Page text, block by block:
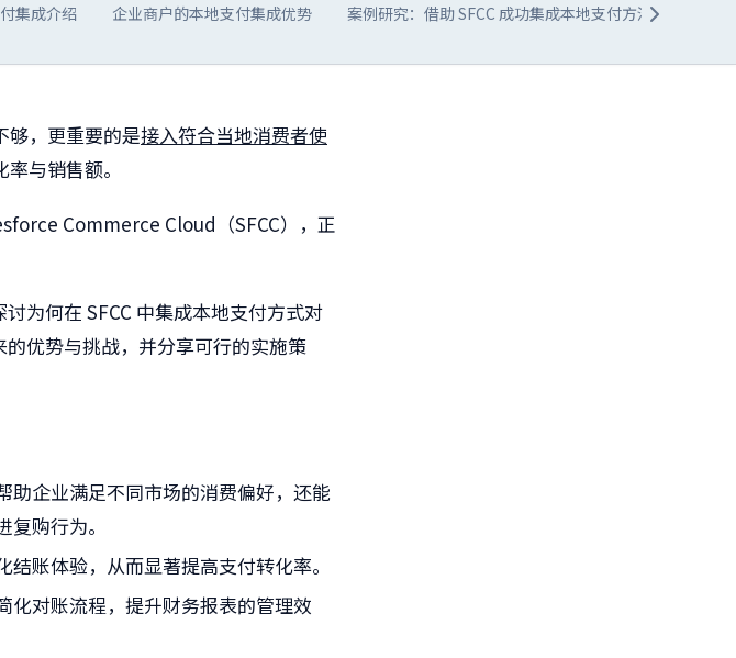
集成介绍 企业商户的本地支付集成优势 案例研究：借助 SFCC 成功集成本地支付方法
够，更重要的是接入符合当地消费者使
与销售额。
Commerce Cloud（SFCC），正
为何在 SFCC 中集成本地支付方式对
优势与挑战，并分享可行的实施策
助企业满足不同市场的消费偏好，还能
购行为。
账体验，从而显著提高支付转化率。
化对账流程，提升财务报表的管理效